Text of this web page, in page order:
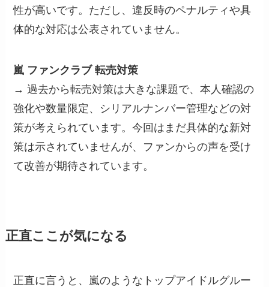
性が高いです。ただし、違反時のペナルティや具
体的な対応は公表されていません。
嵐 ファンクラブ 転売対策
→ 過去から転売対策は大きな課題で、本人確認の
強化や数量限定、シリアルナンバー管理などの対
策が考えられています。今回はまだ具体的な新対
策は示されていませんが、ファンからの声を受け
て改善が期待されています。
正直ここが気になる
正直に言うと、嵐のようなトップアイドルグルー